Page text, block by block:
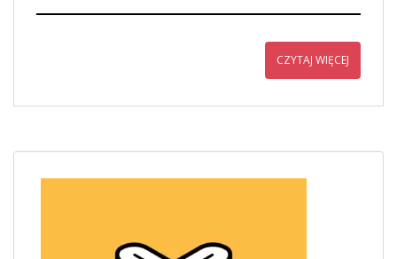
CZYTAJ WIĘCEJ